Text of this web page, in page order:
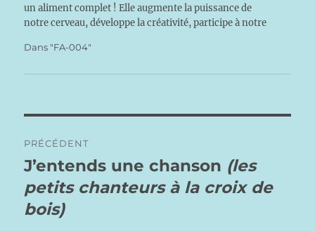
un aliment complet ! Elle augmente la puissance de
notre cerveau, développe la créativité, participe à notre
Dans "FA-004"
de
l’article
PRÉCÉDENT
Publication
précédente :
J’entends une chanson (les
petits chanteurs à la croix de
bois)